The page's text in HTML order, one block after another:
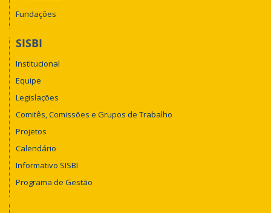
Fundações
SISBI
Institucional
Equipe
Legislações
Comitês, Comissões e Grupos de Trabalho
Projetos
Calendário
Informativo SISBI
Programa de Gestão